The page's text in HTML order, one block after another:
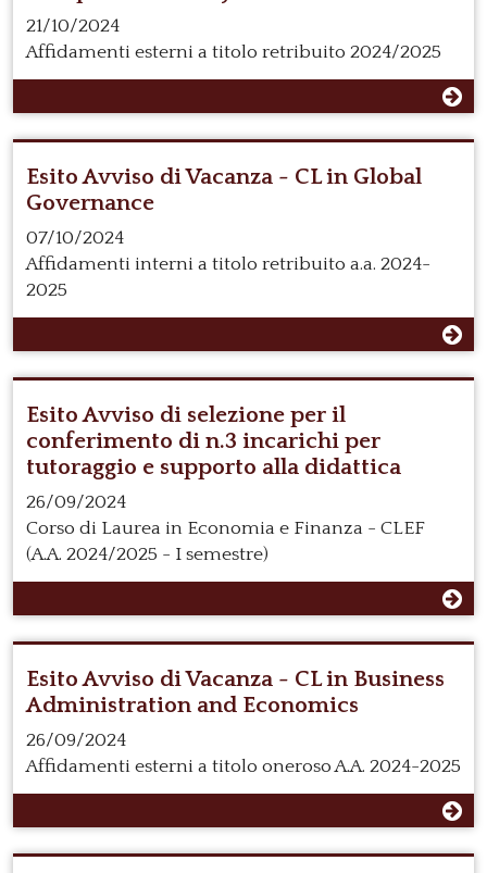
21/10/2024
Affidamenti esterni a titolo retribuito 2024/2025
Esito Avviso di Vacanza - CL in Global
Governance
07/10/2024
Affidamenti interni a titolo retribuito a.a. 2024-
2025
Esito Avviso di selezione per il
conferimento di n.3 incarichi per
tutoraggio e supporto alla didattica
26/09/2024
Corso di Laurea in Economia e Finanza - CLEF
(A.A. 2024/2025 - I semestre)
Esito Avviso di Vacanza - CL in Business
Administration and Economics
26/09/2024
Affidamenti esterni a titolo oneroso A.A. 2024-2025